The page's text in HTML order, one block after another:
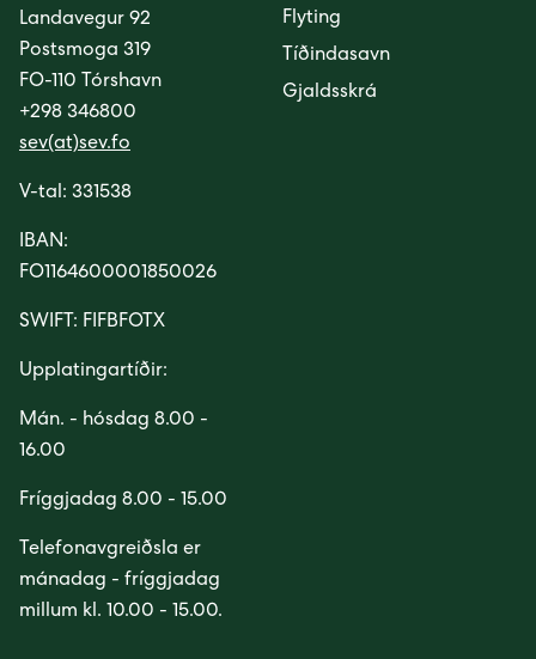
Landavegur 92
Postsmoga 319
FO-110 Tórshavn
+298 346800
sev(at)sev.fo
V-tal: 331538
IBAN:
FO1164600001850026
SWIFT: FIFBFOTX
Upplatingartíðir:
Mán. - hósdag 8.00 -
16.00
Fríggjadag 8.00 - 15.00
Telefonavgreiðsla er
mánadag - fríggjadag
millum kl. 10.00 - 15.00.
Flyting
Tíðindasavn
Gjaldsskrá